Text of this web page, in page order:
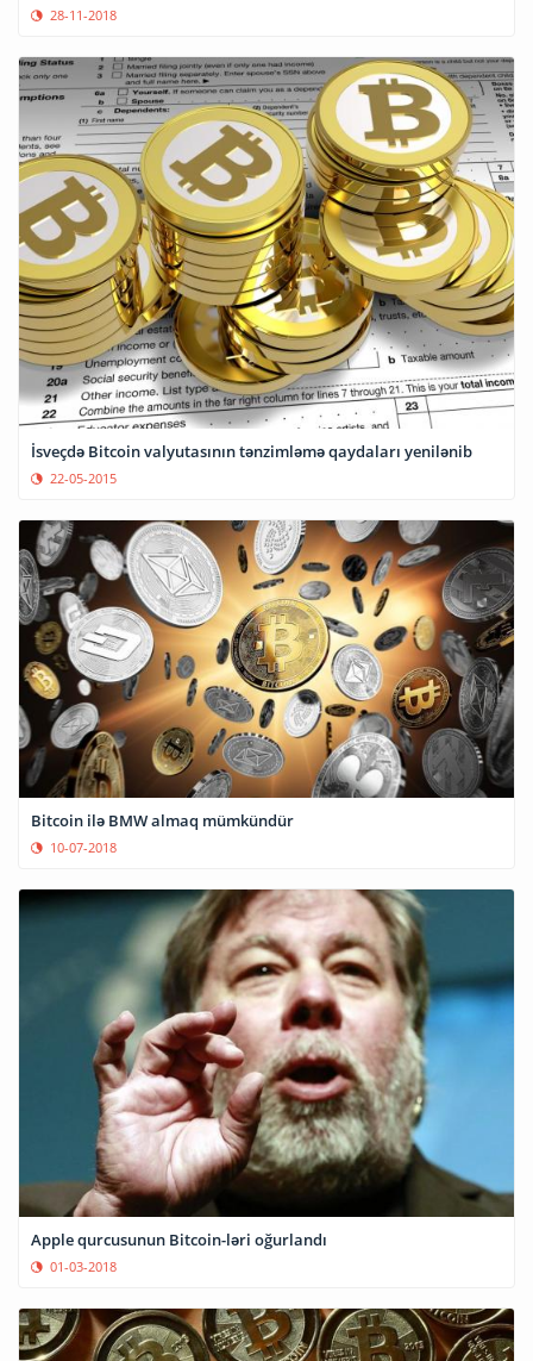
28-11-2018
İsveçdə Bitcoin valyutasının tənzimləmə qaydaları yenilənib
22-05-2015
Bitcoin ilə BMW almaq mümkündür
10-07-2018
Apple qurcusunun Bitcoin-ləri oğurlandı
01-03-2018